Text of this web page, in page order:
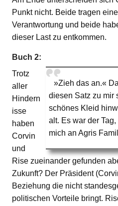
Punkt nicht. Beide tragen
Verantwortung und beide
dieser Last zu entkommen.
Buch 2:
»Zieh das an.«
diesen Satz zu mir
schönes Kleid
alt. Es war der
mich an Agris
Trotz
aller
Hindern
isse
haben
Corvin
und
Rise zueinander gefunden
Zukunft? Der Präsident
Beziehung die nicht
politischen Vorteile bringt.